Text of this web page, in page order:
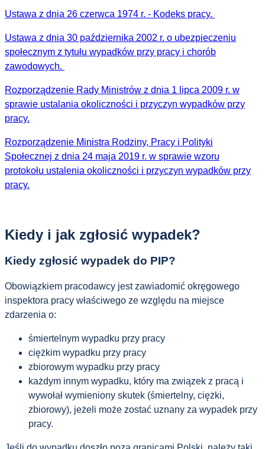
Ustawa z dnia 26 czerwca 1974 r. - Kodeks pracy.
Ustawa z dnia 30 października 2002 r. o ubezpieczeniu
społecznym z tytułu wypadków przy pracy i chorób
zawodowych.
Rozporządzenie Rady Ministrów z dnia 1 lipca 2009 r. w
sprawie ustalania okoliczności i przyczyn wypadków przy
pracy.
Rozporządzenie Ministra Rodziny, Pracy i Polityki
Społecznej z dnia 24 maja 2019 r. w sprawie wzoru
protokołu ustalenia okoliczności i przyczyn wypadków przy
pracy.
Kiedy i jak zgłosić wypadek?
Kiedy zgłosić wypadek do PIP?
Obowiązkiem pracodawcy jest zawiadomić okręgowego
inspektora pracy właściwego ze względu na miejsce
zdarzenia o:
śmiertelnym wypadku przy pracy
ciężkim wypadku przy pracy
zbiorowym wypadku przy pracy
każdym innym wypadku, który ma związek z pracą i
wywołał wymieniony skutek (śmiertelny, ciężki,
zbiorowy), jeżeli może zostać uznany za wypadek przy
pracy.